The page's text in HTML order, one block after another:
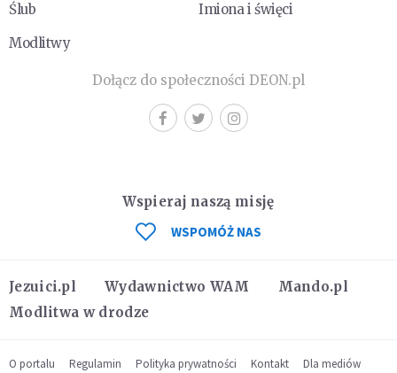
Ślub
Imiona i święci
Modlitwy
Dołącz do społeczności DEON.pl
Jezuici.pl Wydawnictwo WAM
Mando.pl
Modlitwa w drodze
Wspieraj naszą misję
WSPOMÓŻ NAS
O portalu Regulamin Polityka prywatności Kontakt Dla mediów